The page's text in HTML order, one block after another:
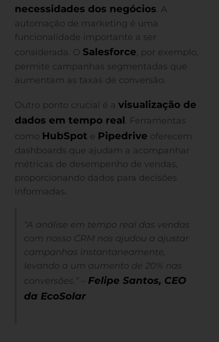
necessidades dos negócios. A
automação de marketing é uma
funcionalidade importante a ser
considerada. O Salesforce, por exemplo,
permite campanhas segmentadas que
aumentam as taxas de conversão.
Outro ponto crucial é a visualização de
dados em tempo real. Ferramentas
como HubSpot e Pipedrive oferecem
dashboards que ajudam a acompanhar
métricas de desempenho de vendas,
proporcionando dados para decisões
informadas.
“A análise em tempo real das vendas
com nosso CRM nos ajudou a ajustar
campanhas instantaneamente,
levando a um aumento de 20% nas
conversões.” – Felipe Santos, CEO
da EcoSolar